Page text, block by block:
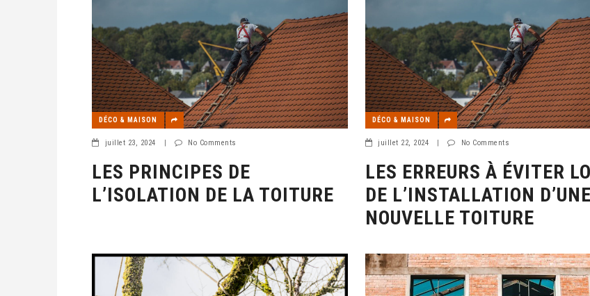
DÉCO & MAISON
juillet 23, 2024 | No Comments
LES PRINCIPES DE
L’ISOLATION DE LA TOITURE
DÉCO & MAISON
juillet 22, 2024 | No Comments
LES ERREURS À ÉVITER
DE L’INSTALLATION D’UNE
NOUVELLE TOITURE